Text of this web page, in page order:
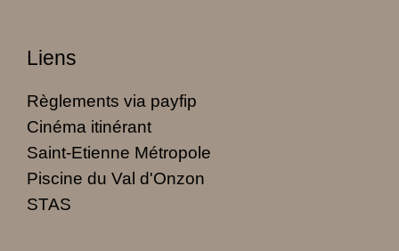
Liens
Règlements via payfip
Cinéma itinérant
Saint-Etienne Métropole
Piscine du Val d'Onzon
STAS